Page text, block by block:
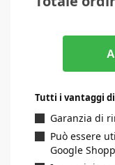
Tutti i vantaggi
Garanzia di
Può essere
Google